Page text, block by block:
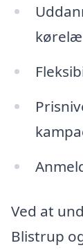
Ved at
Blistrup